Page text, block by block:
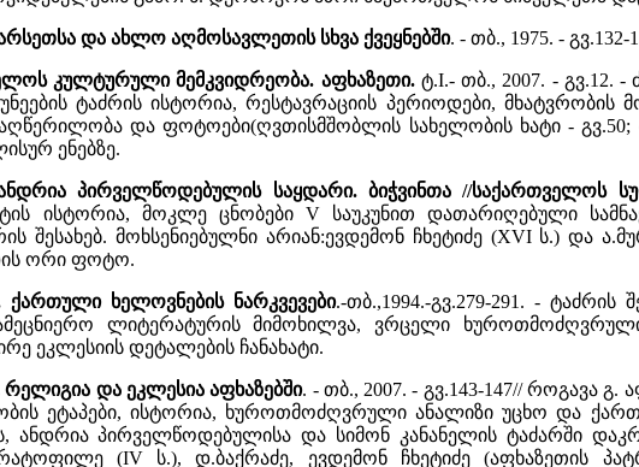
და ახლო აღმოსავლეთის სხვა ქვეყნებში. - თბ., 1975. -
კულტურული მემკვიდრეობა. აფხაზეთი.ტ.I.- თბ., 2007. - გვ.12. -
ტაძრის ისტორია, რესტავრაციის პერიოდები,
და ფოტოები(ღვთისმშობლის სახელობის ხატი - გვ.50;
ენებზე.
პირველწოდებულის საყდარი. ბიჭვინთა //საქართველოს
ისტორია, მოკლე ცნობები V საუკუნით დათარიღებული
შესახებ. მოხსენიებულნი არიან:ევდემონ ჩხეტიძე (XVI ს.) და
ორი ფოტო.
ხელოვნების ნარკვევები.-თბ.,1994.-გვ.279-291. -
ლიტერატურის მიმოხილვა, ვრცელი
ეკლესიის დეტალების ჩანახატი.
რელიგია და ეკლესია აფხაზებში. - თბ., 2007. - გვ.143-147// როგავა გ.
ეტაპები, ისტორია, ხუროთმოძღვრული ანალიზი უცხო და
ანდრია პირველწოდებულისა და სიმონ კანანელის ტაძარში
(IV ს.), დ.ბაქრაძე, ევდემონ ჩხეტიძე (აფხაზეთის